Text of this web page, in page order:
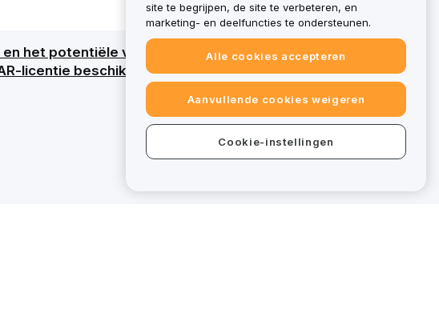
het potentiële verlies van al het kapitaal. Raadpleeg
licentie beschikt voor specifieke diensten, vallen
site te begrijpen, de site te verbeteren, en
marketing- en deelfuncties te ondersteunen.
Alle cookies accepteren
Aanvullende cookies weigeren
Cookie-instellingen